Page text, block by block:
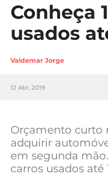
Carreira
Negócios
Conheça
usados
Valdemar Jorge
12 Abr, 2019
Orçamento curto
adquirir
em segunda
carros usados até